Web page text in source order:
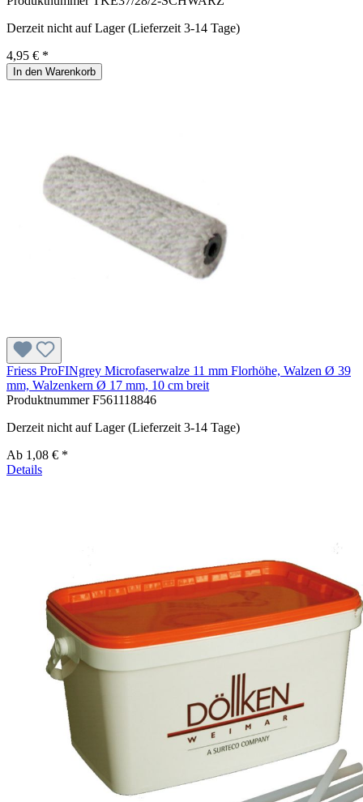
Derzeit nicht auf Lager (Lieferzeit 3-14 Tage)
4,95 € *
In den Warenkorb
Friess ProFINgrey Microfaserwalze 11 mm Florhöhe, Walzen Ø 39
mm, Walzenkern Ø 17 mm, 10 cm breit
ProduktnummerF561118846
Derzeit nicht auf Lager (Lieferzeit 3-14 Tage)
Ab 1,08 € *
Details